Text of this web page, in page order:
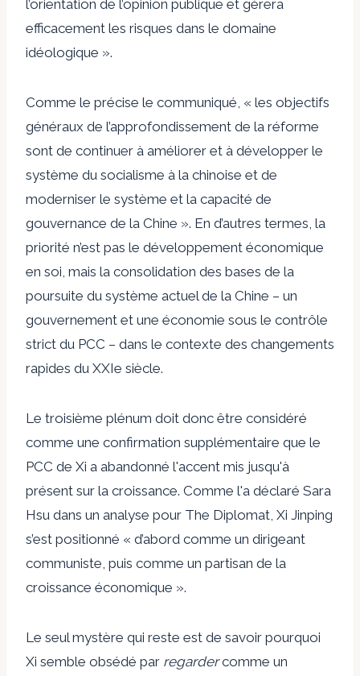
l’orientation de l’opinion publique et gérera
efficacement les risques dans le domaine
idéologique ».
Comme le précise le communiqué, « les objectifs
généraux de l’approfondissement de la réforme
sont de continuer à améliorer et à développer le
système du socialisme à la chinoise et de
moderniser le système et la capacité de
gouvernance de la Chine ». En d’autres termes, la
priorité n’est pas le développement économique
en soi, mais la consolidation des bases de la
poursuite du système actuel de la Chine – un
gouvernement et une économie sous le contrôle
strict du PCC – dans le contexte des changements
rapides du XXIe siècle.
Le troisième plénum doit donc être considéré
comme une confirmation supplémentaire que le
PCC de Xi a abandonné l'accent mis jusqu'à
présent sur la croissance. Comme l'a déclaré Sara
Hsu dans un analyse pour The Diplomat, Xi Jinping
s’est positionné « d’abord comme un dirigeant
communiste, puis comme un partisan de la
croissance économique ».
Le seul mystère qui reste est de savoir pourquoi
Xi semble obsédé par regardercomme un